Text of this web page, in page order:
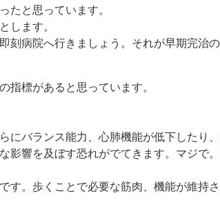
たと思っています。
します。
刻病院へ行きましょう。それが早期完治の
指標があると思っています。
にバランス能力、心肺機能が低下したり
影響を及ぼす恐れがでてきます。マジで
す。歩くことで必要な筋肉、機能が維持さ